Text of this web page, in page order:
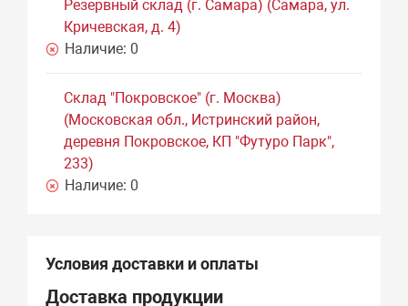
Резервный склад (г. Самара) (Самара, ул.
Кричевская, д. 4)
Наличие: 0
Склад "Покровское" (г. Москва)
(Московская обл., Истринский район,
деревня Покровское, КП "Футуро Парк",
233)
Наличие: 0
Условия доставки и оплаты
Доставка продукции